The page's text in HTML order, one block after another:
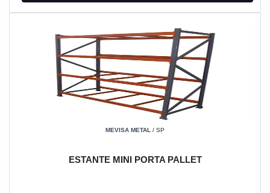
MEVISA METAL / SP
ESTANTE MINI PORTA PALLET